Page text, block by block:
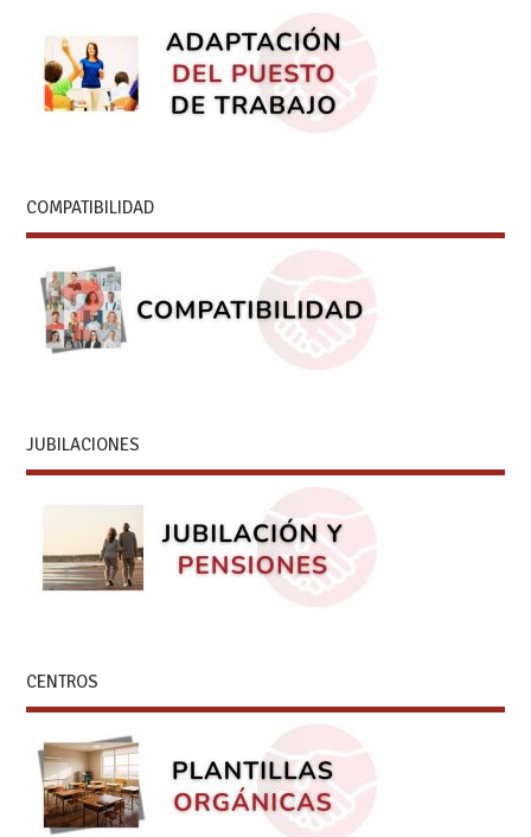
COMPATIBILIDAD
JUBILACIONES
CENTROS